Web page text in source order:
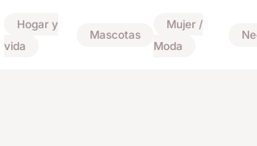
Hogar y
vida
Mascotas
Mujer /
Moda